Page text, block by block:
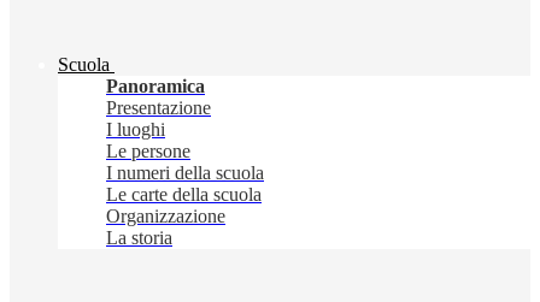
Scuola
Panoramica
Presentazione
I luoghi
Le persone
I numeri della scuola
Le carte della scuola
Organizzazione
La storia